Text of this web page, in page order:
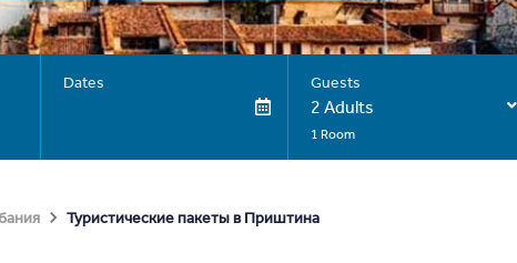
Dates Guests
2 Adults
1 Room
Туристические пакеты в Приштина